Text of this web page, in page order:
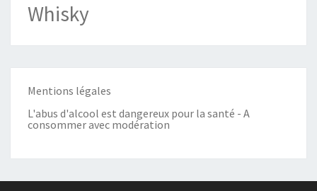
Whisky
Mentions légales
L'abus d'alcool est dangereux pour la santé - A
consommer avec modération